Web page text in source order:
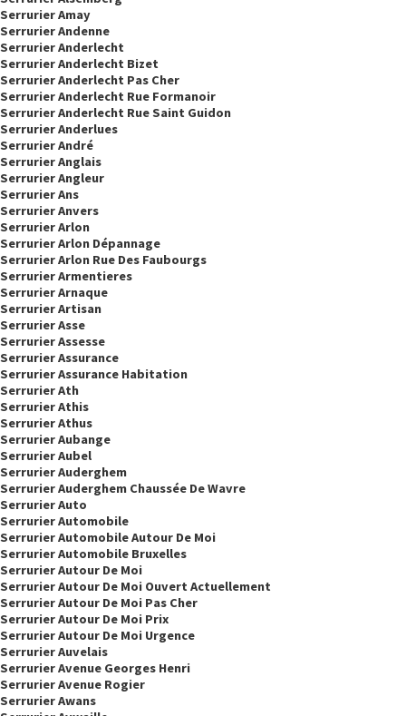
Serrurier Amay
Serrurier Andenne
Serrurier Anderlecht
Serrurier Anderlecht Bizet
Serrurier Anderlecht Pas Cher
Serrurier Anderlecht Rue Formanoir
Serrurier Anderlecht Rue Saint Guidon
Serrurier Anderlues
Serrurier André
Serrurier Anglais
Serrurier Angleur
Serrurier Ans
Serrurier Anvers
Serrurier Arlon
Serrurier Arlon Dépannage
Serrurier Arlon Rue Des Faubourgs
Serrurier Armentieres
Serrurier Arnaque
Serrurier Artisan
Serrurier Asse
Serrurier Assesse
Serrurier Assurance
Serrurier Assurance Habitation
Serrurier Ath
Serrurier Athis
Serrurier Athus
Serrurier Aubange
Serrurier Aubel
Serrurier Auderghem
Serrurier Auderghem Chaussée De Wavre
Serrurier Auto
Serrurier Automobile
Serrurier Automobile Autour De Moi
Serrurier Automobile Bruxelles
Serrurier Autour De Moi
Serrurier Autour De Moi Ouvert Actuellement
Serrurier Autour De Moi Pas Cher
Serrurier Autour De Moi Prix
Serrurier Autour De Moi Urgence
Serrurier Auvelais
Serrurier Avenue Georges Henri
Serrurier Avenue Rogier
Serrurier Awans